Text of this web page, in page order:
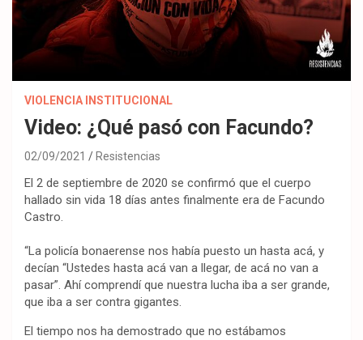
VIOLENCIA INSTITUCIONAL
Video: ¿Qué pasó con Facundo?
02/09/2021 Resistencias
El 2 de septiembre de 2020 se confirmó que el cuerpo
hallado sin vida 18 días antes finalmente era de Facundo
Castro.
“La policía bonaerense nos había puesto un hasta acá, y
decían “Ustedes hasta acá van a llegar, de acá no van a
pasar”. Ahí comprendí que nuestra lucha iba a ser grande,
que iba a ser contra gigantes.
El tiempo nos ha demostrado que no estábamos